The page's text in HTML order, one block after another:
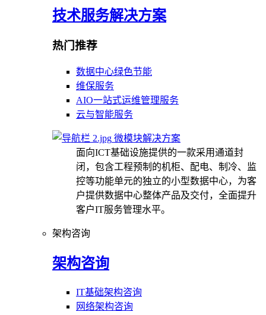
技术服务解决方案
热门推荐
数据中心绿色节能
维保服务
AIO一站式运维管理服务
云与智能服务
微模块解决方案
面向ICT基础设施提供的一款采用通道封
闭，包含工程预制的机柜、配电、制冷、监
控等功能单元的独立的小型数据中心，为客
户提供数据中心整体产品及交付，全面提升
客户IT服务管理水平。
架构咨询
架构咨询
IT基础架构咨询
网络架构咨询